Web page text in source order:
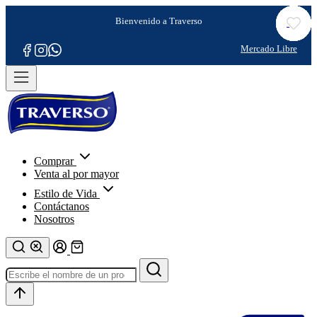
Comprar
Venta al por mayor
Estilo de Vida
Contáctanos
Nosotros